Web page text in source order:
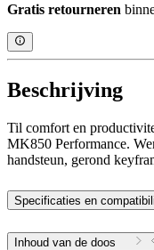
Gratis retourneren
Beschrijving
Til comfort en
MK850 Performance.
handsteun, gerond
Specificaties en
Inhoud van de doos